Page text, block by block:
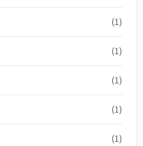
(1)
(1)
(1)
(1)
(1)